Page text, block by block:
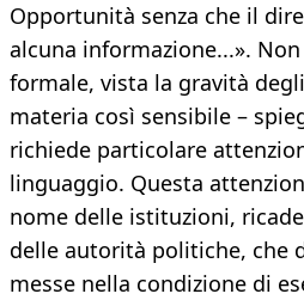
Opportunità senza che il
alcuna informazione...».
formale, vista la gravità
materia così sensibile –
richiede particolare
linguaggio. Questa
nome delle istituzioni,
delle autorità politiche, che
messe nella condizione di